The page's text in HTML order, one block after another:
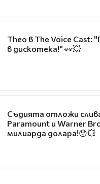
Theo в The Voice Cast:
в дискотека!" 👀💥
Съдията отложи
Paramount и Warner
милиарда долара!😯💥